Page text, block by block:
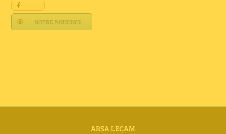
ContactNOTRE ANNONCE
ARSA LECAM